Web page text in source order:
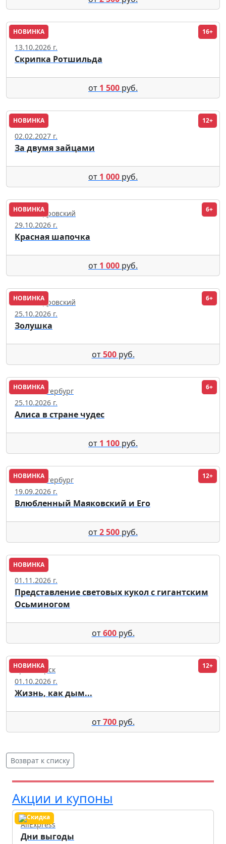
НОВИНКА 16+
Москва
13.10.2026 г.
Скрипка Ротшильда
от 1 500 руб.
НОВИНКА 12+
Москва
02.02.2027 г.
За двумя зайцами
от 1 000 руб.
НОВИНКА 6+
Александровский
29.10.2026 г.
Красная шапочка
от 1 000 руб.
НОВИНКА 6+
Александровский
25.10.2026 г.
Золушка
от500руб.
НОВИНКА 6+
Санкт-Петербург
25.10.2026 г.
Алиса в стране чудес
от 1 100 руб.
НОВИНКА 12+
Санкт-Петербург
19.09.2026 г.
Влюбленный Маяковский и Его
от2 500 руб.
НОВИНКА
Москва
01.11.2026 г.
Представление световых кукол с гигантским
Осьминогом
от600руб.
НОВИНКА 12+
Красноярск
01.10.2026 г.
Жизнь, как дым...
от700руб.
Возврат к списку
Акции и купоны
AliExpress
Дни выгоды